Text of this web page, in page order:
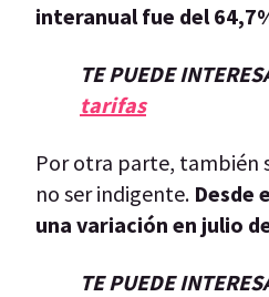
interanual fue del
TE PUEDE
tarifas
Por otra parte, también
no ser indigente. Desde
una variación en julio
TE PUEDE